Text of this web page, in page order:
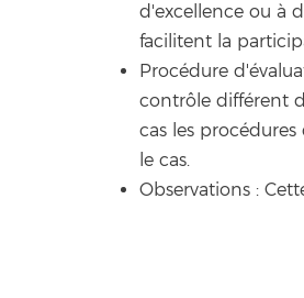
d'excellence ou à
facilitent la
Procédure
contrôle différent
cas les
le cas.
Observations :